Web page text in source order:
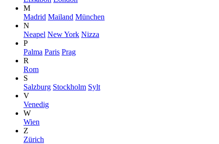
M
Madrid Mailand München
N
Neapel New York Nizza
P
Palma Paris Prag
R
Rom
S
Salzburg Stockholm Sylt
V
Venedig
W
Wien
Z
Zürich